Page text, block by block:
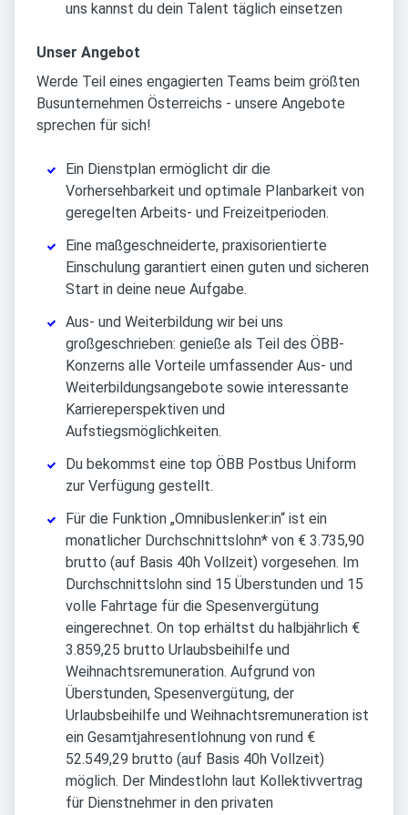
uns kannst du dein Talent täglich einsetzen
Unser Angebot
Werde Teil eines engagierten Teams beim größten
Busunternehmen Österreichs - unsere Angebote
sprechen für sich!
Ein Dienstplan ermöglicht dir die
Vorhersehbarkeit und optimale Planbarkeit von
geregelten Arbeits- und Freizeitperioden.
Eine maßgeschneiderte, praxisorientierte
Einschulung garantiert einen guten und sicheren
Start in deine neue Aufgabe.
Aus- und Weiterbildung wir bei uns
großgeschrieben: genieße als Teil des ÖBB-
Konzerns alle Vorteile umfassender Aus- und
Weiterbildungsangebote sowie interessante
Karriereperspektiven und
Aufstiegsmöglichkeiten.
Du bekommst eine top ÖBB Postbus Uniform
zur Verfügung gestellt.
Für die Funktion „Omnibuslenker:in“ ist ein
monatlicher Durchschnittslohn* von € 3.735,90
brutto (auf Basis 40h Vollzeit) vorgesehen. Im
Durchschnittslohn sind 15 Überstunden und 15
volle Fahrtage für die Spesenvergütung
eingerechnet. On top erhältst du halbjährlich €
3.859,25 brutto Urlaubsbeihilfe und
Weihnachtsremuneration. Aufgrund von
Überstunden, Spesenvergütung, der
Urlaubsbeihilfe und Weihnachtsremuneration ist
ein Gesamtjahresentlohnung von rund €
52.549,29 brutto (auf Basis 40h Vollzeit)
möglich. Der Mindestlohn laut Kollektivvertrag
für Dienstnehmer in den privaten